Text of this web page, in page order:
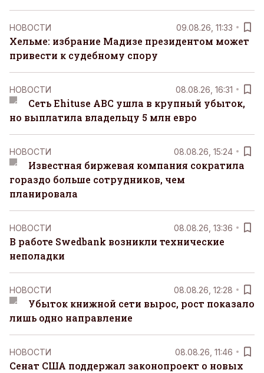
НОВОСТИ 09.08.26, 11:33
Хельме: избрание Мадизе президентом может
привести к судебному спору
НОВОСТИ 08.08.26, 16:31
Сеть Ehituse ABC ушла в крупный убыток,
но выплатила владельцу 5 млн евро
НОВОСТИ 08.08.26, 15:24
Известная биржевая компания сократила
гораздо больше сотрудников, чем
планировала
НОВОСТИ 08.08.26, 13:36
В работе Swedbank возникли технические
неполадки
НОВОСТИ 08.08.26, 12:28
Убыток книжной сети вырос, рост показало
лишь одно направление
НОВОСТИ 08.08.26, 11:46
Сенат США поддержал законопроект о новых